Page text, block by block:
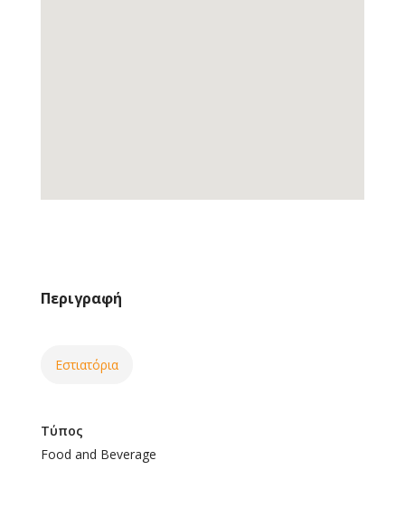
Περιγραφή
Εστιατόρια
Τύπος
Food and Beverage